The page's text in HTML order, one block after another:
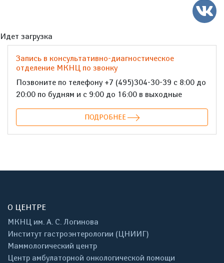
Идет загрузка
Запись в консультативно-диагностическое
отделение МКНЦ по звонку
Позвоните по телефону +7 (495)304-30-39 с 8:00 до
20:00 по будням и с 9:00 до 16:00 в выходные
ПОДРОБНЕЕ
О ЦЕНТРЕ
МКНЦ им. А. С. Логинова
Институт гастроэнтерологии (ЦНИИГ)
Маммологический центр
Центр амбулаторной онкологической помощи